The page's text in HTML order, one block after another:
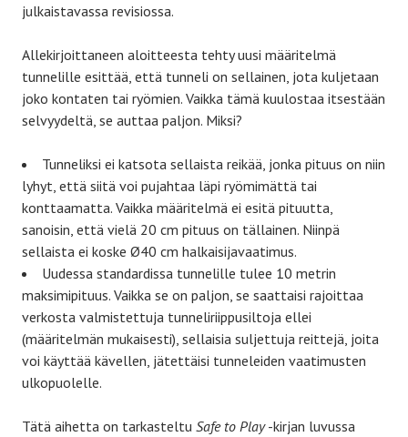
julkaistavassa revisiossa.
Allekirjoittaneen aloitteesta tehty uusi määritelmä
tunnelille esittää, että tunneli on sellainen, jota kuljetaan
joko kontaten tai ryömien. Vaikka tämä kuulostaa itsestään
selvyydeltä, se auttaa paljon. Miksi?
Tunneliksi ei katsota sellaista reikää, jonka pituus on niin
lyhyt, että siitä voi pujahtaa läpi ryömimättä tai
konttaamatta. Vaikka määritelmä ei esitä pituutta,
sanoisin, että vielä 20 cm pituus on tällainen. Niinpä
sellaista ei koske Ø40 cm halkaisijavaatimus.
Uudessa standardissa tunnelille tulee 10 metrin
maksimipituus. Vaikka se on paljon, se saattaisi rajoittaa
verkosta valmistettuja tunneliriippusiltoja ellei
(määritelmän mukaisesti), sellaisia suljettuja reittejä, joita
voi käyttää kävellen, jätettäisi tunneleiden vaatimusten
ulkopuolelle.
Tätä aihetta on tarkasteltu Safe to Play-kirjan luvussa